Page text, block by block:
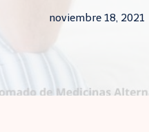
noviembre 18, 2021